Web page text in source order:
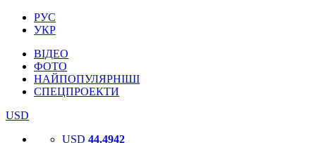
РУС
УКР
ВІДЕО
ФОТО
НАЙПОПУЛЯРНІШІ
СПЕЦПРОЕКТИ
USD
USD 44.4942